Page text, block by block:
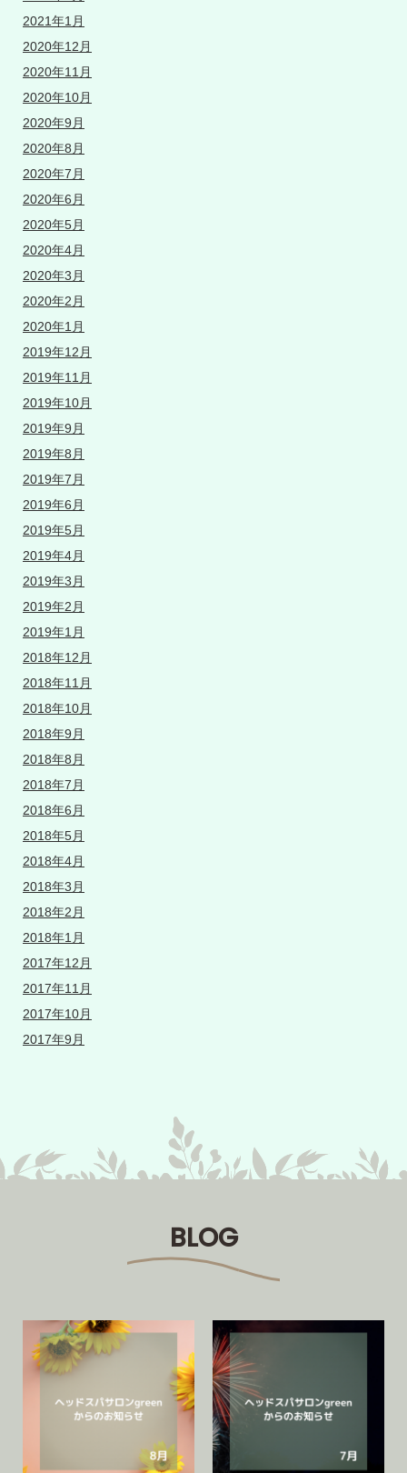
2021年1月
2020年12月
2020年11月
2020年10月
2020年9月
2020年8月
2020年7月
2020年6月
2020年5月
2020年4月
2020年3月
2020年2月
2020年1月
2019年12月
2019年11月
2019年10月
2019年9月
2019年8月
2019年7月
2019年6月
2019年5月
2019年4月
2019年3月
2019年2月
2019年1月
2018年12月
2018年11月
2018年10月
2018年9月
2018年8月
2018年7月
2018年6月
2018年5月
2018年4月
2018年3月
2018年2月
2018年1月
2017年12月
2017年11月
2017年10月
2017年9月
BLOG